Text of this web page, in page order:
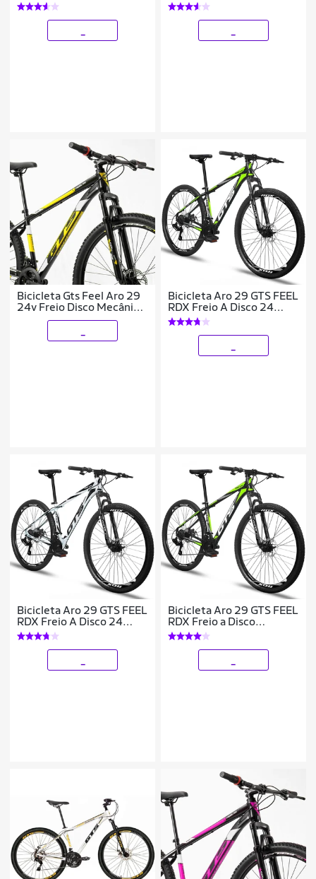
Bicicleta Gts Feel Aro 29
24v Freio Disco Mecânico
e Suspensão
Bicicleta Aro 29 GTS FEEL
RDX Freio A Disco 24
Marchas
Bicicleta Aro 29 GTS FEEL
RDX Freio A Disco 24
Marchas
Bicicleta Aro 29 GTS FEEL
RDX Freio a Disco
Hidráulico 24 Marchas